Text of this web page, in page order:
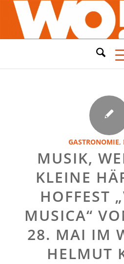
GASTRONOMIE,
MUSIK,
KLEINE
HOFFEST
MUSICA“
28. MAI IM
HELMUT